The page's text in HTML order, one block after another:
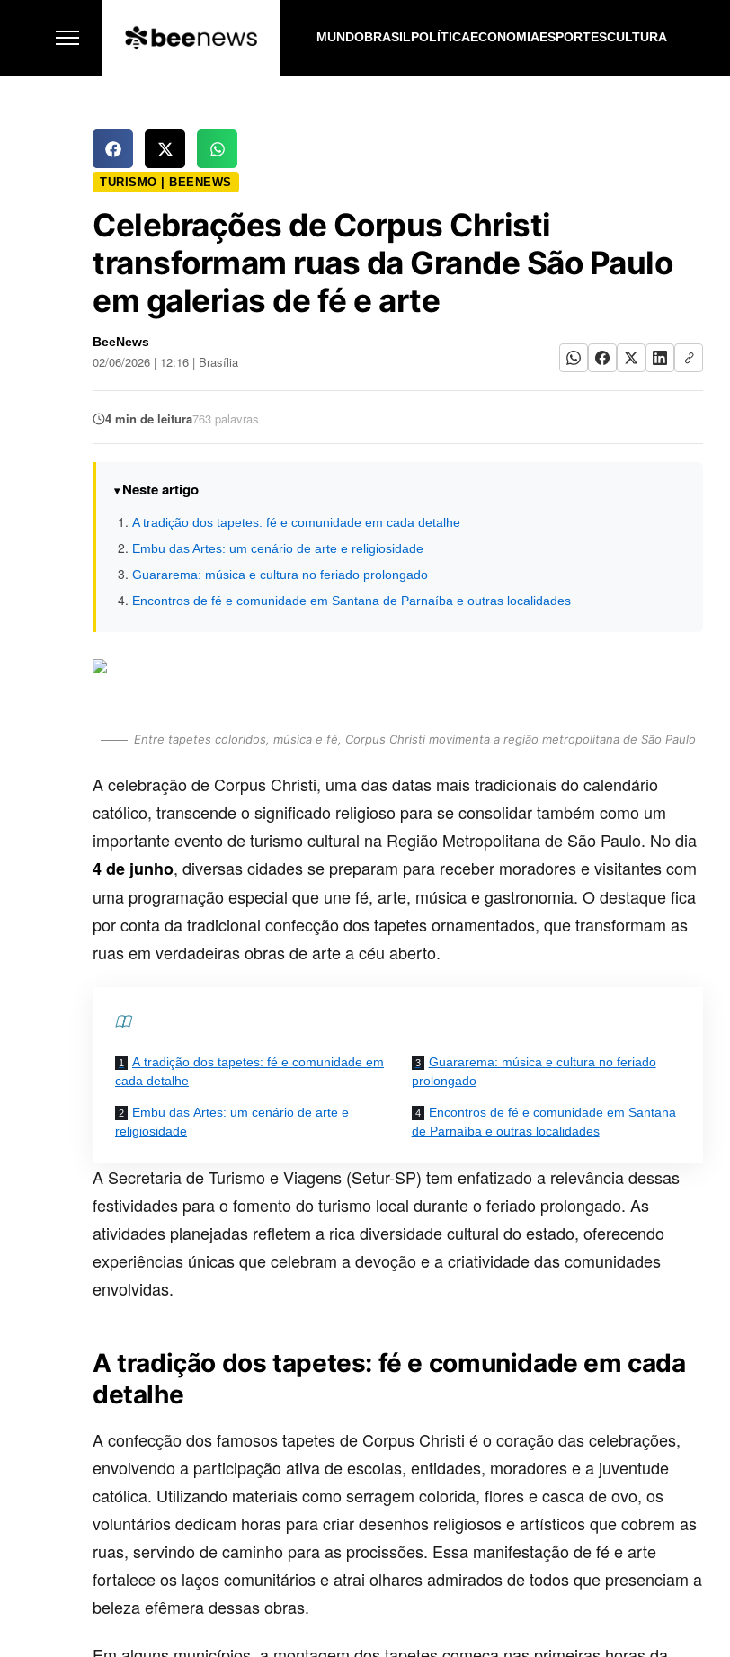
MUNDOBRASILPOLÍTICAECONOMIAESPORTESCULTURA
TURISMO | BEENEWS
Celebrações de Corpus Christi
transformam ruas da Grande São Paulo
em galerias de fé e arte
BeeNews
02/06/2026 | 12:16 | Brasília
4 min de leitura763 palavras
Neste artigo
A tradição dos tapetes: fé e comunidade em cada detalhe
Embu das Artes: um cenário de arte e religiosidade
Guararema: música e cultura no feriado prolongado
Encontros de fé e comunidade em Santana de Parnaíba e outras localidades
Entre tapetes coloridos, música e fé, Corpus Christi movimenta a região metropolitana de São Paulo
A celebração de Corpus Christi, uma das datas mais tradicionais do calendário
católico, transcende o significado religioso para se consolidar também como um
importante evento de turismo cultural na Região Metropolitana de São Paulo. No dia
4 de junho, diversas cidades se preparam para receber moradores e visitantes com
uma programação especial que une fé, arte, música e gastronomia. O destaque fica
por conta da tradicional confecção dos tapetes ornamentados, que transformam as
ruas em verdadeiras obras de arte a céu aberto.
A tradição dos tapetes: fé e comunidade em
cada detalhe
Embu das Artes: um cenário de arte e
religiosidade
Guararema: música e cultura no feriado
prolongado
Encontros de fé e comunidade em Santana
de Parnaíba e outras localidades
A Secretaria de Turismo e Viagens (Setur-SP) tem enfatizado a relevância dessas
festividades para o fomento do turismo local durante o feriado prolongado. As
atividades planejadas refletem a rica diversidade cultural do estado, oferecendo
experiências únicas que celebram a devoção e a criatividade das comunidades
envolvidas.
A tradição dos tapetes: fé e comunidade em cada
detalhe
A confecção dos famosos tapetes de Corpus Christi é o coração das celebrações,
envolvendo a participação ativa de escolas, entidades, moradores e a juventude
católica. Utilizando materiais como serragem colorida, flores e casca de ovo, os
voluntários dedicam horas para criar desenhos religiosos e artísticos que cobrem as
ruas, servindo de caminho para as procissões. Essa manifestação de fé e arte
fortalece os laços comunitários e atrai olhares admirados de todos que presenciam a
beleza efêmera dessas obras.